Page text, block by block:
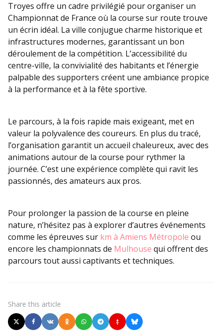
Troyes offre un cadre privilégié pour organiser un
Championnat de France où la course sur route trouve
un écrin idéal. La ville conjugue charme historique et
infrastructures modernes, garantissant un bon
déroulement de la compétition. L’accessibilité du
centre-ville, la convivialité des habitants et l’énergie
palpable des supporters créent une ambiance propice
à la performance et à la fête sportive.
Le parcours, à la fois rapide mais exigeant, met en
valeur la polyvalence des coureurs. En plus du tracé,
l’organisation garantit un accueil chaleureux, avec des
animations autour de la course pour rythmer la
journée. C’est une expérience complète qui ravit les
passionnés, des amateurs aux pros.
Pour prolonger la passion de la course en pleine
nature, n’hésitez pas à explorer d’autres événements
comme les épreuves sur km à Amiens Métropole ou
encore les championnats de Mulhouse qui offrent des
parcours tout aussi captivants et techniques.
Share this article